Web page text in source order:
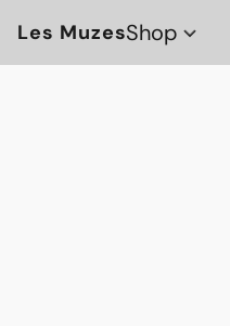
Les MuzesShop